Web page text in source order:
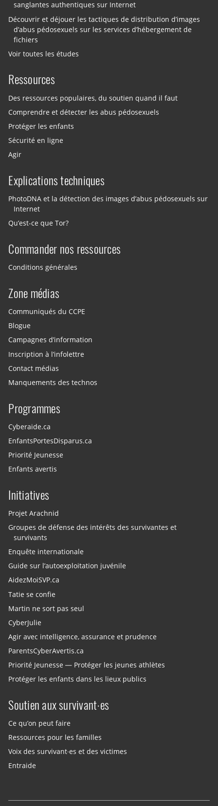
sanglantes authentiques sur Internet
Découvrir et déjouer les tactiques de distribution d’images
d’abus pédosexuels sur les services d’hébergement de
fichiers
Voir toutes les études
Ressources
Des ressources populaires, du soutien quand il faut
Comprendre et détecter les abus pédosexuels
Protéger les enfants
Sécurité en ligne
Agir
Explications techniques
PhotoDNA et la détection des images d’abus pédosexuels sur
Internet
Qu’est-ce que Tor?
Commander nos ressources
Conditions générales
Zone médias
Communiqués du CCPE
Blogue
Campagnes d’information
Inscription à l’infolettre
Contact médias
Manquements des technos
Programmes
Cyberaide.ca
EnfantsPortesDisparus.ca
Priorité Jeunesse
Enfants avertis
Initiatives
Projet Arachnid
Groupes de défense des intérêts des survivantes et
survivants
Enquête internationale
Guide sur l’autoexploitation juvénile
AidezMoiSVP.ca
Tatie se confie
Martin ne sort pas seul
CyberJulie
Agir avec intelligence, assurance et prudence
ParentsCyberAvertis.ca
Priorité Jeunesse — Protéger les jeunes athlètes
Protéger les enfants dans les lieux publics
Soutien aux survivant·es
Ce qu’on peut faire
Ressources pour les familles
Voix des survivant·es et des victimes
Entraide